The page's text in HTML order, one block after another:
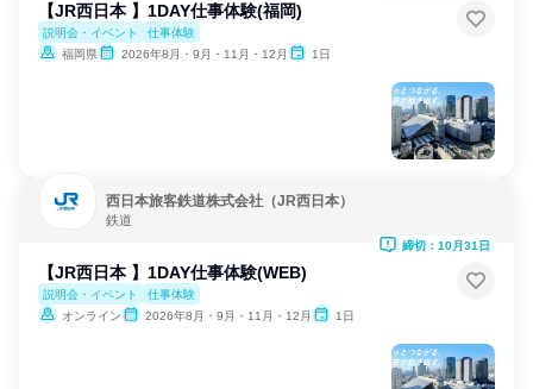
【JR西日本 】1DAY仕事体験(福岡)
説明会・イベント
仕事体験
福岡県
2026年8月・9月・11月・12月 1日
西日本旅客鉄道株式会社（JR西日本）
鉄道
【JR西日本 】1DAY仕事体験(WEB)
説明会・イベント
仕事体験
オンライン
2026年8月・9月・11月・12月 1日
締切：10月31日